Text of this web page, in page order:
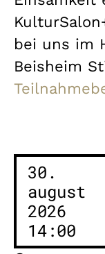
bei uns im
Beisheim
30.
august
2026
14:00